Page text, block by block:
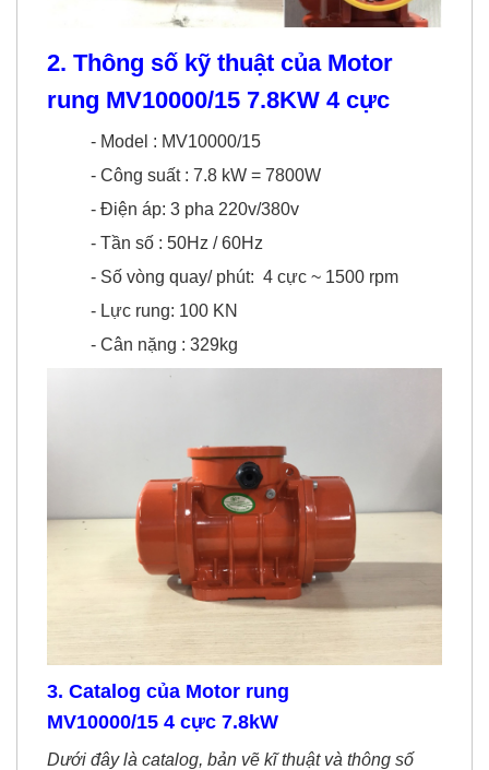
2. Thông số kỹ thuật của Motor
rung MV10000/15 7.8KW 4 cực
- Model : MV10000/15
- Công suất : 7.8 kW = 7800W
- Điện áp: 3 pha 220v/380v
- Tần số : 50Hz / 60Hz
- Số vòng quay/ phút: 4 cực ~ 1500 rpm
- Lực rung: 100 KN
- Cân nặng : 329kg
3. Catalog của Motor rung
MV10000/15 4 cực 7.8kW
Dưới đây là catalog, bản vẽ kĩ thuật và thông số